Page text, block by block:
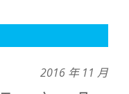
2016 年 11 月